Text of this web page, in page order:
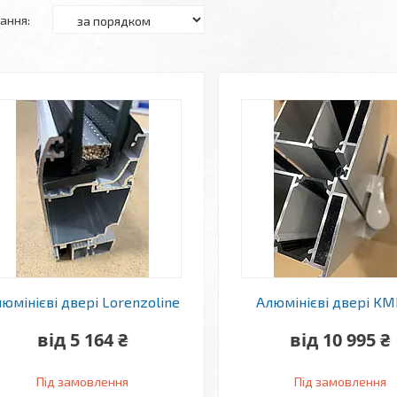
двері Lorenzoline
від 5 164 ₴
Під замовлення
Алюмінієві двері
від 10 995 ₴
Під замовлення